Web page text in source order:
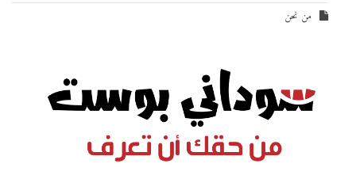
من نحن